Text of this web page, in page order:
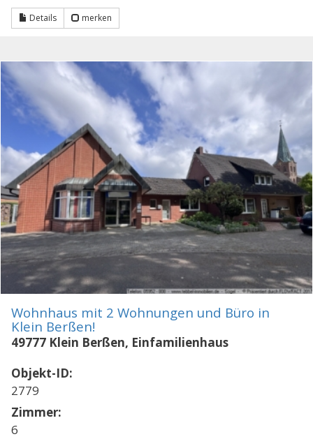
Details merken
Wohnhaus mit 2 Wohnungen und Büro in
Klein Berßen!
49777 Klein Berßen, Einfamilienhaus
Objekt-ID:
2779
Zimmer:
6